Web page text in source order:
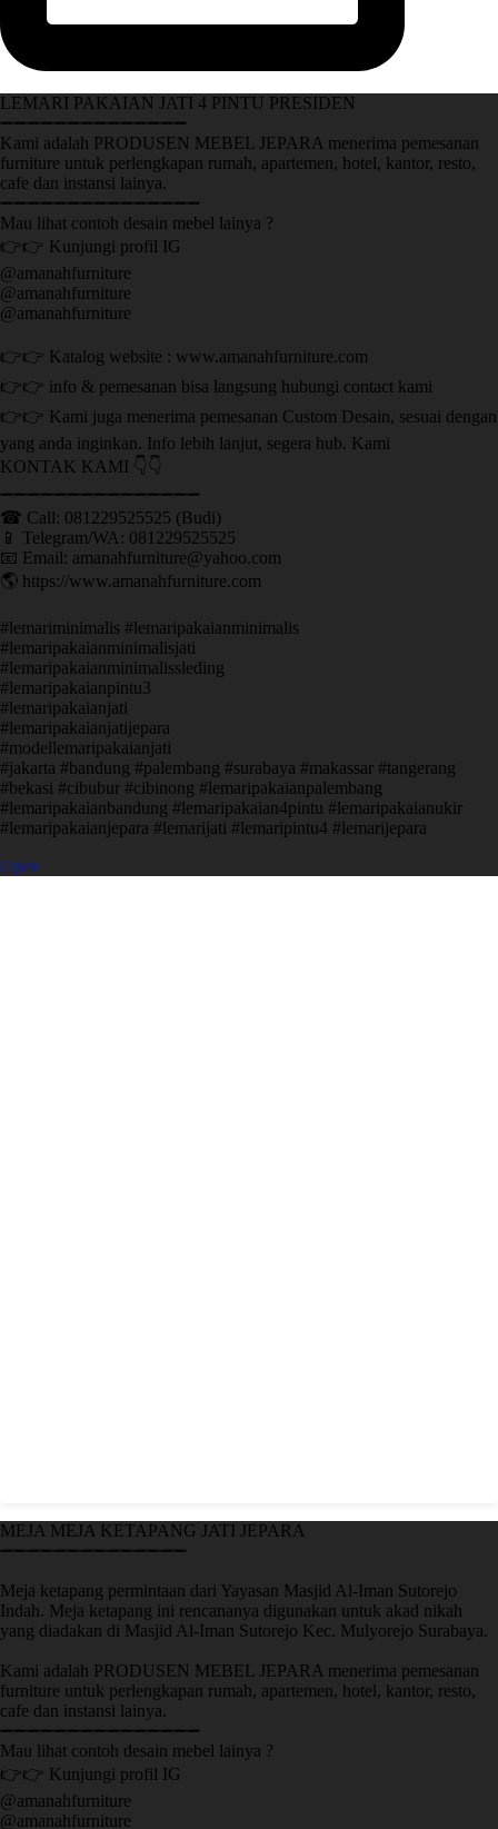
LEMARI PAKAIAN JATI 4 PINTU PRESIDEN
➖➖➖➖➖➖➖➖➖➖➖➖➖➖
Kami adalah PRODUSEN MEBEL JEPARA menerima pemesanan
furniture untuk perlengkapan rumah, apartemen, hotel, kantor, resto,
cafe dan instansi lainya.
➖➖➖➖➖➖➖➖➖➖➖➖➖➖➖
Mau lihat contoh desain mebel lainya ?
👉👉 Kunjungi profil IG
@amanahfurniture
@amanahfurniture
@amanahfurniture
👉👉 Katalog website : www.amanahfurniture.com
👉👉 info & pemesanan bisa langsung hubungi contact kami
👉👉 Kami juga menerima pemesanan Custom Desain, sesuai dengan
yang anda inginkan. Info lebih lanjut, segera hub. Kami
KONTAK KAMI 👇👇
➖➖➖➖➖➖➖➖➖➖➖➖➖➖➖ ㅤ
☎ Call: 081229525525 (Budi)
📱 Telegram/WA: 081229525525
📧 Email: amanahfurniture@yahoo.com
🌎 https://www.amanahfurniture.com
#lemariminimalis #lemaripakaianminimalis
#lemaripakaianminimalisjati
#lemaripakaianminimalissleding
#lemaripakaianpintu3
#lemaripakaianjati
#lemaripakaianjatijepara
#modellemaripakaianjati
#jakarta #bandung #palembang #surabaya #makassar #tangerang
#bekasi #cibubur #cibinong #lemaripakaianpalembang
#lemaripakaianbandung #lemaripakaian4pintu #lemaripakaianukir
#lemaripakaianjepara #lemarijati #lemaripintu4 #lemarijepara
Open
MEJA MEJA KETAPANG JATI JEPARA
➖➖➖➖➖➖➖➖➖➖➖➖➖➖
Meja ketapang permintaan dari Yayasan Masjid Al-Iman Sutorejo
Indah. Meja ketapang ini rencananya digunakan untuk akad nikah
yang diadakan di Masjid Al-Iman Sutorejo Kec. Mulyorejo Surabaya.
Kami adalah PRODUSEN MEBEL JEPARA menerima pemesanan
furniture untuk perlengkapan rumah, apartemen, hotel, kantor, resto,
cafe dan instansi lainya.
➖➖➖➖➖➖➖➖➖➖➖➖➖➖➖
Mau lihat contoh desain mebel lainya ?
👉👉 Kunjungi profil IG
@amanahfurniture
@amanahfurniture